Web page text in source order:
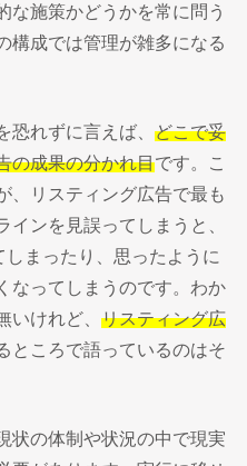
な施策かどうかを常に問う
構成では管理が雑多になる
恐れずに言えば、どこで妥
の成果の分かれ目です。こ
、リスティング広告で最も
インを見誤ってしまうと、
まったり、思ったように
なってしまうのです。わか
いけれど、リスティング広
ところで語っているのはそ
状の体制や状況の中で現実